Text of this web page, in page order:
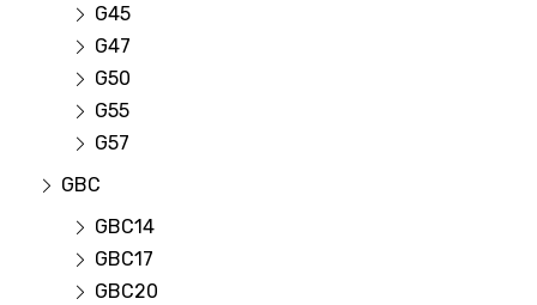
G45
G47
G50
G55
G57
GBC
GBC14
GBC17
GBC20